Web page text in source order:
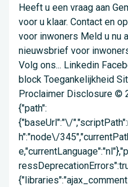
Heeft u een vraag aan
voor u klaar. Contact en
voor inwoners Meld u nu
nieuwsbrief voor
Volg ons... Linkedin
block Toegankelijkheid
Proclaimer Disclosure ©
{"path":
{"baseUrl":"\/
h":"node\/